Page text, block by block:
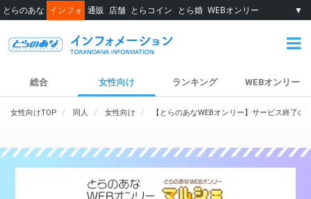
とらのあな インフォ 通販 店舗 とらコイン とら婚 WEBオンリー ▼
総合 女性向け ランキング WEBオンリー
女性向けTOP 同人 女性向け 【とらのあなWEBオンリー】サービス終了の